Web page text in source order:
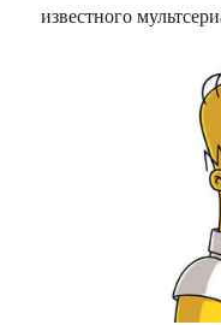
известного